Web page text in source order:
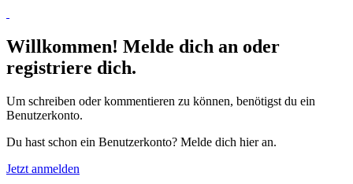
Willkommen! Melde dich an oder
registriere dich.
Um schreiben oder kommentieren zu können, benötigst du ein
Benutzerkonto.
Du hast schon ein Benutzerkonto? Melde dich hier an.
Jetzt anmelden